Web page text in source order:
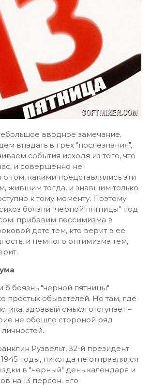
вводное замечание.
впадать в грех "послезнания",
события исходя из того, что
и совершенно не
том, какими представлялись эти
жившим тогда, и знавшим только
к тому моменту. Поэтому
боязни "черной пятницы" под
прибавим пессимизма в
дате тем, кто верит в её
и немного оптимизма тем,
б боязнь "черной пятницы"
простых обывателей. Но там, где
здравый смысл отступает –
не обошло стороной ряд
Рузвельт, 32-й президент
годы, никогда не отправлялся
в "черный" день календаря и
на 13 персон. Его